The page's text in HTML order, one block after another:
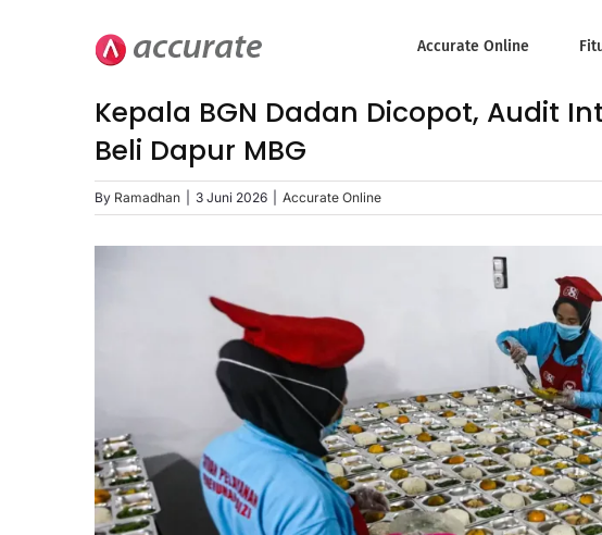
Accurate Online
Kepala BGN Dadan Dicopot, Audit
Beli Dapur MBG
By Ramadhan 3 Juni 2026 Accurate Online